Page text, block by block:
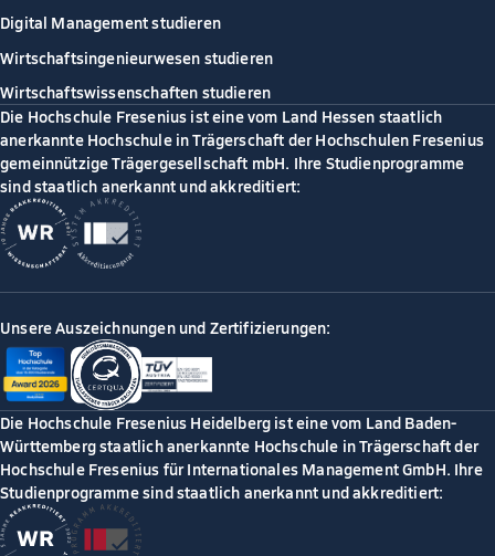
Digital Management studieren
Wirtschaftsingenieurwesen studieren
Wirtschaftswissenschaften studieren
Die Hochschule Fresenius ist eine vom Land Hessen staatlich
anerkannte Hochschule in Trägerschaft der Hochschulen Fresenius
gemeinnützige Trägergesellschaft mbH. Ihre Studienprogramme
sind staatlich anerkannt und akkreditiert:
Unsere Auszeichnungen und Zertifizierungen:
Die Hochschule Fresenius Heidelberg ist eine vom Land Baden-
Württemberg staatlich anerkannte Hochschule in Trägerschaft der
Hochschule Fresenius für Internationales Management GmbH. Ihre
Studienprogramme sind staatlich anerkannt und akkreditiert: